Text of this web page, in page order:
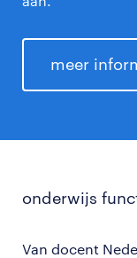
meer
onderwijs
Van docent